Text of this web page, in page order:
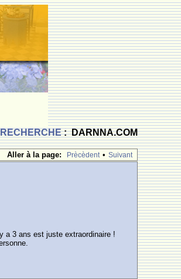
: DARNNA.COM
Aller à la page:
Prècèdent • Suivant
a 3 ans est juste extraordinaire !